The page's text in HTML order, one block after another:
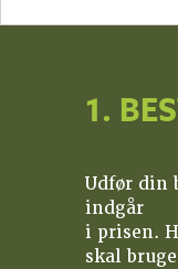
1.
Udfør din
indgår
i prisen.
skal